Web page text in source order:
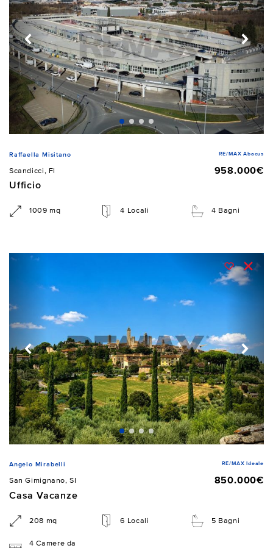
Raffaella Misitano RE/MAX Abacus
Scandicci, FI
958.000€
Ufficio
1009 mq 4 Locali 4 Bagni
Angelo Mirabelli RE/MAX Ideale
San Gimignano, SI
850.000€
Casa Vacanze
208 mq 6 Locali 5 Bagni
4 Camere da